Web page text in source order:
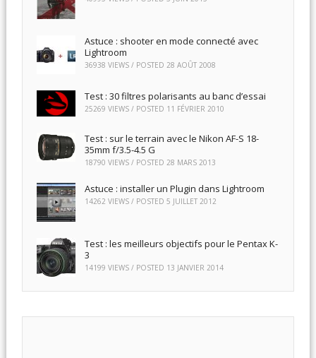
Astuce : shooter en mode connecté avec
Lightroom
36938 VIEWS / POSTED 28 AOÛT 2008
Test : 30 filtres polarisants au banc d’essai
25269 VIEWS / POSTED 11 FÉVRIER 2010
Test : sur le terrain avec le Nikon AF-S 18-
35mm f/3.5-4.5 G
18790 VIEWS / POSTED 28 MARS 2013
Astuce : installer un Plugin dans Lightroom
14262 VIEWS / POSTED 5 JUILLET 2012
Test : les meilleurs objectifs pour le Pentax K-
3
14199 VIEWS / POSTED 13 JANVIER 2014